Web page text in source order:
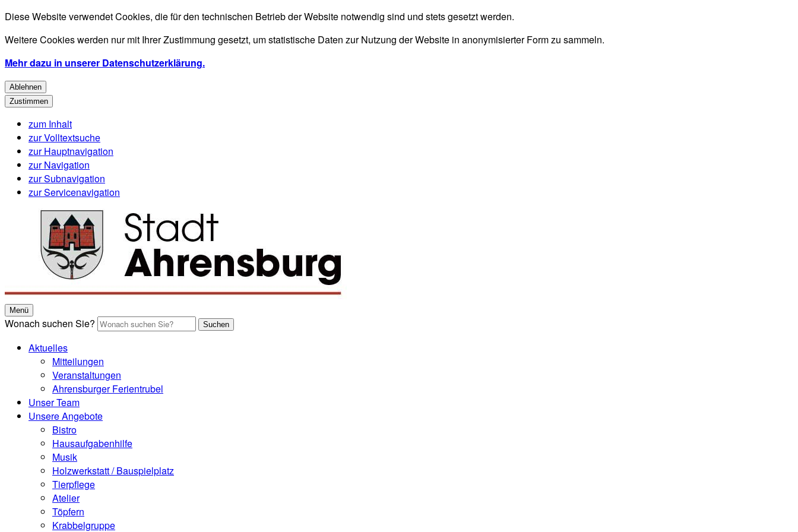
Diese Website verwendet Cookies, die für den technischen Betrieb der Website notwendig sind und stets gesetzt werden.
Weitere Cookies werden nur mit Ihrer Zustimmung gesetzt, um statistische Daten zur Nutzung der Website in anonymisierter Form zu sammeln.
Mehr dazu in unserer Datenschutzerklärung.
Ablehnen
Zustimmen
zum Inhalt
zur Volltextsuche
zur Hauptnavigation
zur Navigation
zur Subnavigation
zur Servicenavigation
Menü
Wonach suchen Sie? Suchen
Aktuelles
Mitteilungen
Veranstaltungen
Ahrensburger Ferientrubel
Unser Team
Unsere Angebote
Bistro
Hausaufgabenhilfe
Musik
Holzwerkstatt / Bauspielplatz
Tierpflege
Atelier
Töpfern
Krabbelgruppe